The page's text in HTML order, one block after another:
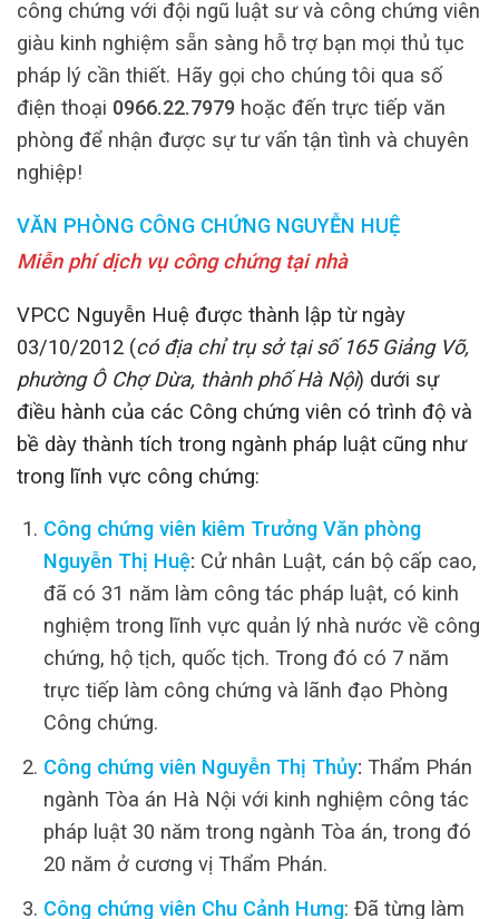
công chứng với đội ngũ luật sư và công chứng viên
giàu kinh nghiệm sẵn sàng hỗ trợ bạn mọi thủ tục
pháp lý cần thiết. Hãy gọi cho chúng tôi qua số
điện thoại 0966.22.7979 hoặc đến trực tiếp văn
phòng để nhận được sự tư vấn tận tình và chuyên
nghiệp!
VĂN PHÒNG CÔNG CHỨNG NGUYỄN HUỆ
Miễn phí dịch vụ công chứng tại nhà
VPCC Nguyễn Huệ được thành lập từ ngày
03/10/2012 (có địa chỉ trụ sở tại số 165 Giảng Võ,
phường Ô Chợ Dừa, thành phố Hà Nội) dưới sự
điều hành của các Công chứng viên có trình độ và
bề dày thành tích trong ngành pháp luật cũng như
trong lĩnh vực công chứng:
Công chứng viên kiêm Trưởng Văn phòng
Nguyễn Thị Huệ: Cử nhân Luật, cán bộ cấp cao,
đã có 31 năm làm công tác pháp luật, có kinh
nghiệm trong lĩnh vực quản lý nhà nước về công
chứng, hộ tịch, quốc tịch. Trong đó có 7 năm
trực tiếp làm công chứng và lãnh đạo Phòng
Công chứng.
Công chứng viên Nguyễn Thị Thủy: Thẩm Phán
ngành Tòa án Hà Nội với kinh nghiệm công tác
pháp luật 30 năm trong ngành Tòa án, trong đó
20 năm ở cương vị Thẩm Phán.
Công chứng viên Chu Cảnh Hưng: Đã từng làm